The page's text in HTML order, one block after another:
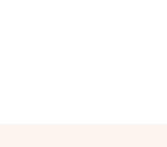
de conseil entraînant des pertes financières